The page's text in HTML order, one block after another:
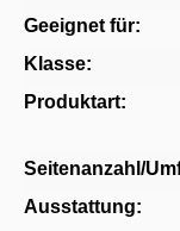
Geeignet für:
Klasse:
Produktart:
Seitenanzahl/
Ausstattung: